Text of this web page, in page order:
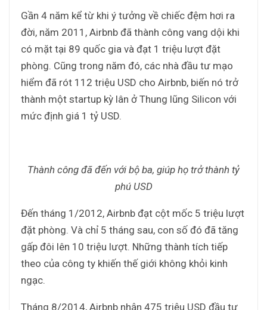
Gần 4 năm kể từ khi ý tưởng về chiếc đệm hơi ra
đời, năm 2011, Airbnb đã thành công vang dội khi
có mặt tại 89 quốc gia và đạt 1 triệu lượt đặt
phòng. Cũng trong năm đó, các nhà đầu tư mạo
hiểm đã rót 112 triệu USD cho Airbnb, biến nó trở
thành một startup kỳ lân ở Thung lũng Silicon với
mức định giá 1 tỷ USD.
Thành công đã đến với bộ ba, giúp họ trở thành tỷ
phú USD
Đến tháng 1/2012, Airbnb đạt cột mốc 5 triệu lượt
đặt phòng. Và chỉ 5 tháng sau, con số đó đã tăng
gấp đôi lên 10 triệu lượt. Những thành tích tiếp
theo của công ty khiến thế giới không khỏi kinh
ngạc.
Tháng 8/2014, Airbnb nhận 475 triệu USD đầu tư